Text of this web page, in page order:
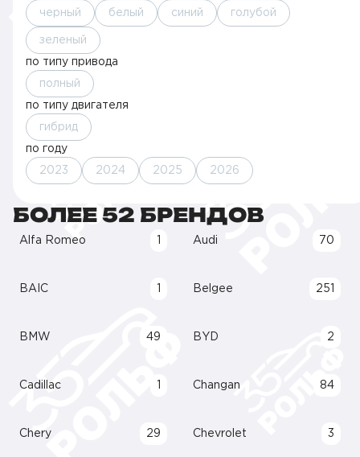
черный белый синий голубой
зеленый
по типу привода
полный
по типу двигателя
гибрид
по году
2023 2024 2025 2026
БОЛЕЕ 52 БРЕНДОВ
Alfa Romeo Audi 70
BAIC Belgee 251
BMW 49 BYD 2
Cadillac Changan 84
Chery 29 Chevrolet 3